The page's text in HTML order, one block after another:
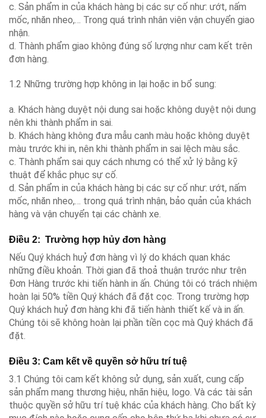
c. Sản phẩm in của khách hàng bị các sự cố như: ướt, nấm
mốc, nhăn nheo,… Trong quá trình nhân viên vận chuyển giao
nhận.
d. Thành phẩm giao không đúng số lượng như cam kết trên
đơn hàng.
1.2 Những trường hợp không in lại hoặc in bổ sung:
a. Khách hàng duyệt nội dung sai hoặc không duyệt nội dung
nên khi thành phẩm in sai.
b. Khách hàng không đưa mẫu canh màu hoặc không duyệt
màu trước khi in, nên khi thành phẩm in sai lệch màu sắc.
c. Thành phẩm sai quy cách nhưng có thể xử lý bằng kỹ
thuật để khắc phục sự cố.
d. Sản phẩm in của khách hàng bị các sự cố như: ướt, nấm
mốc, nhăn nheo,… trong quá trình nhận, bảo quản của khách
hàng và vận chuyển tại các chành xe.
Điều 2: Trường hợp hủy đơn hàng
Nếu Quý khách huỷ đơn hàng vì lý do khách quan khác
những điều khoản. Thời gian đã thoả thuận trước như trên
Đơn Hàng trước khi tiến hành in ấn. Chúng tôi có trách nhiệm
hoàn lại 50% tiền Quý khách đã đặt cọc. Trong trường hợp
Quý khách huỷ đơn hàng khi đã tiến hành thiết kế và in ấn.
Chúng tôi sẽ không hoàn lại phần tiền cọc mà Quý khách đã
đặt.
Điều 3: Cam kết về quyền sở hữu trí tuệ
3.1 Chúng tôi cam kết không sử dụng, sản xuất, cung cấp
sản phẩm mang thương hiệu, nhãn hiệu, logo. Và các tài sản
thuộc quyền sở hữu trí tuệ khác của khách hàng. Cho bất kỳ